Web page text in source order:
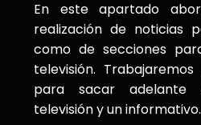
En este apartado
realización de noticias
como de secciones
televisión.
para sacar adelante
televisión y un informativo.